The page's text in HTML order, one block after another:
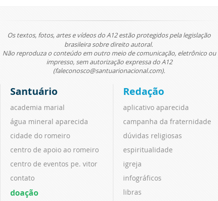
Os textos, fotos, artes e vídeos do A12 estão protegidos pela legislação
brasileira sobre direito autoral.
Não reproduza o conteúdo em outro meio de comunicação, eletrônico ou
impresso, sem autorização expressa do A12
(faleconosco@santuarionacional.com).
Santuário
academia marial
água mineral aparecida
cidade do romeiro
centro de apoio ao romeiro
centro de eventos pe. vitor
contato
doação
Redação
aplicativo aparecida
campanha da fraternidade
dúvidas religiosas
espiritualidade
igreja
infográficos
libras